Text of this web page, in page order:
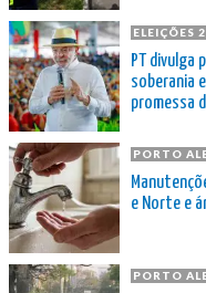
ELEIÇÕES
PT divulga
soberania
promessa
PORTO
e Norte e
PORTO